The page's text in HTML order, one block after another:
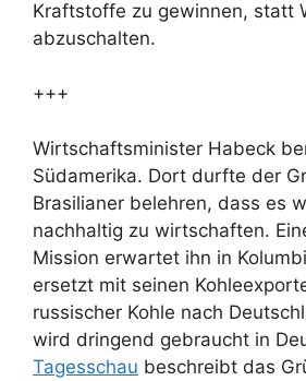
Kraftstoffe zu gewinnen, statt
abzuschalten.
+++
Wirtschaftsminister Habeck
Südamerika. Dort durfte der
Brasilianer belehren, dass es
nachhaltig zu wirtschaften.
Mission erwartet ihn in
ersetzt mit seinen
russischer Kohle nach
wird dringend gebraucht in
Tagesschau beschreibt das